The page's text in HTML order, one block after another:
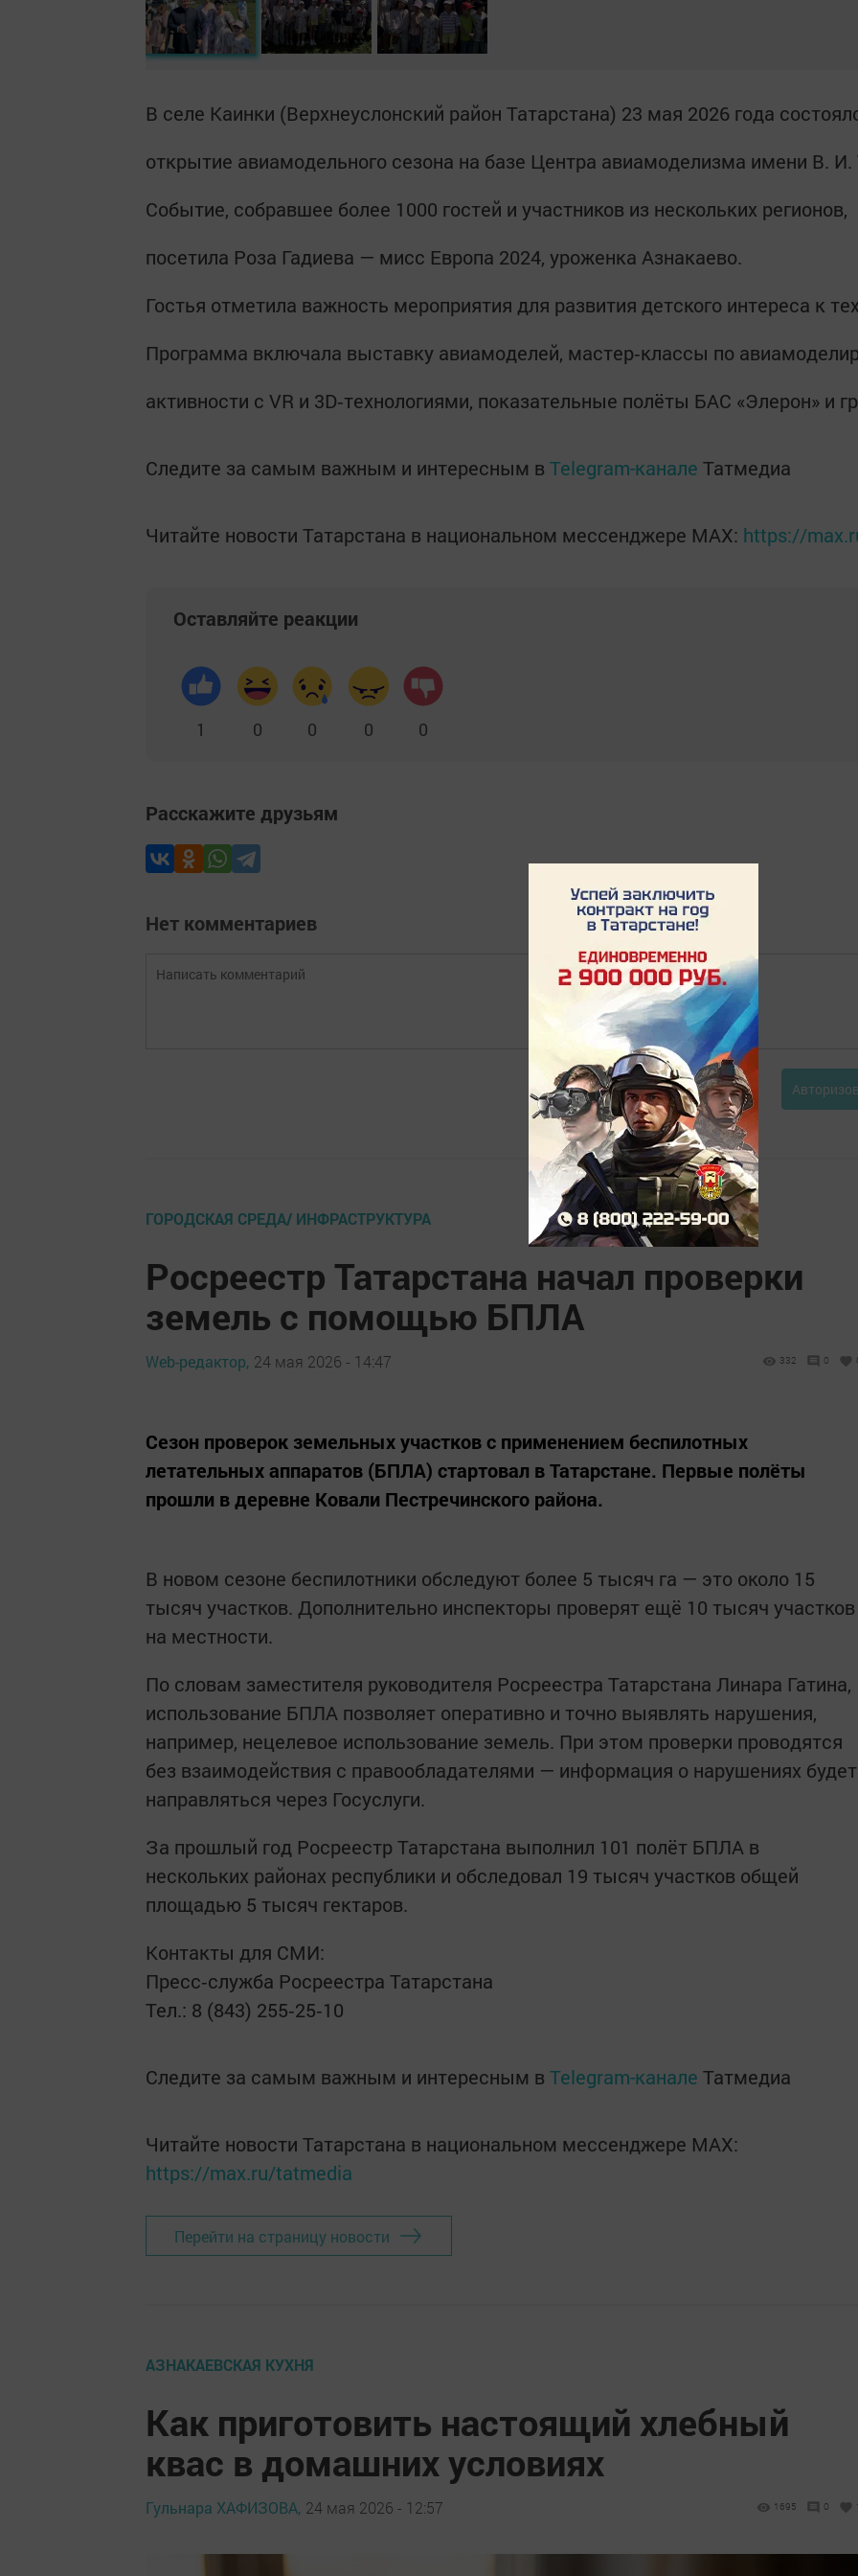
В селе Каинки (Верхнеуслонский район Татарстана) 23 мая 2026 года
открытие авиамодельного сезона на базе Центра авиамоделизма имени В.
Событие, собравшее более 1000 гостей и участников из нескольких регионов,
посетила Роза Гадиева — мисс Европа 2024, уроженка Азнакаево.
Гостья отметила важность мероприятия для развития детского интереса к
Программа включала выставку авиамоделей, мастер‑классы по
активности с VR и 3D‑технологиями, показательные полёты БАС «Элерон» и
Следите за самым важным и интересным в Telegram-канале Татмедиа
Читайте новости Татарстана в национальном мессенджере MАХ: https://
Оставляйте реакции
1 0 0 0 0
Расскажите друзьям
Нет комментариев
ГОРОДСКАЯ СРЕДА/ ИНФРАСТРУКТУРА
Росреестр Татарстана начал проверки
земель с помощью БПЛА
Web-редактор, 24 мая 2026 - 14:47 332 0
Сезон проверок земельных участков с применением беспилотных
летательных аппаратов (БПЛА) стартовал в Татарстане. Первые полёты
прошли в деревне Ковали Пестречинского района.
В новом сезоне беспилотники обследуют более 5 тысяч га — это около 15
тысяч участков. Дополнительно инспекторы проверят ещё 10 тысяч участков
на местности.
По словам заместителя руководителя Росреестра Татарстана Линара Гатина,
использование БПЛА позволяет оперативно и точно выявлять нарушения,
например, нецелевое использование земель. При этом проверки проводятся
без взаимодействия с правообладателями — информация о нарушениях будет
направляться через Госуслуги.
За прошлый год Росреестр Татарстана выполнил 101 полёт БПЛА в
нескольких районах республики и обследовал 19 тысяч участков общей
площадью 5 тысяч гектаров.
Контакты для СМИ:
Пресс‑служба Росреестра Татарстана
Тел.: 8 (843) 255‑25‑10
Следите за самым важным и интересным в Telegram-канале Татмедиа
Читайте новости Татарстана в национальном мессенджере MАХ:
https://max.ru/tatmedia
Перейти на страницу новости
АЗНАКАЕВСКАЯ КУХНЯ
Как приготовить настоящий хлебный
квас в домашних условиях
Гульнара ХАФИЗОВА, 24 мая 2026 - 12:57 1695 0